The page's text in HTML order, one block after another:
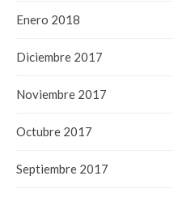
Enero 2018
Diciembre 2017
Noviembre 2017
Octubre 2017
Septiembre 2017